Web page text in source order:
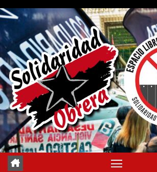
Saltar
contenido